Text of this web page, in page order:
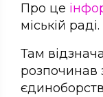
Про це
міській раді.
Там
розпочинав